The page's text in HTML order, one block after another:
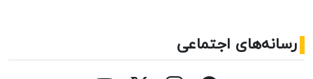
رسانه‌های اجتماعی